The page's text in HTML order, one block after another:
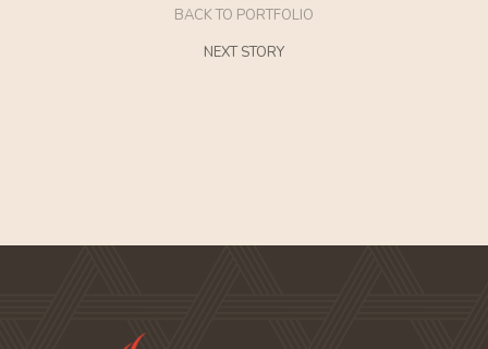
BACK TO PORTFOLIO
NEXT STORY